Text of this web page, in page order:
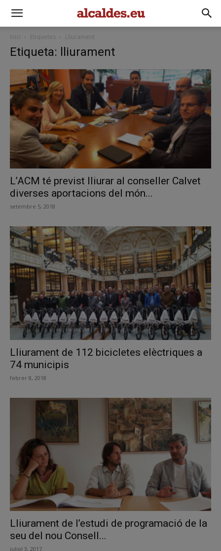
Inici Etiquetes Lliurament
Etiqueta: lliurament
L’ACM té previst lliurar al conseller Calvet
diverses aportacions del món...
setembre 5, 2018
Lliurament de 112 bicicletes elèctriques a
74 municipis
febrer 8, 2018
Lliurament de l’estudi de programació de la
seu del nou Consell...
juliol 3, 2017